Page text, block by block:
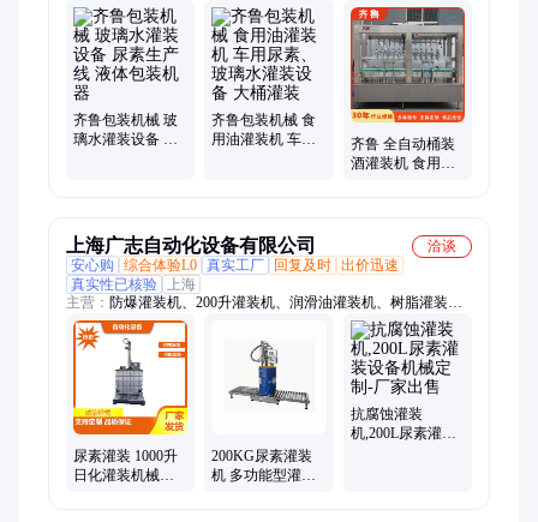
产线、灌装设备、葡萄酒灌装机、红酒灌装机、口服液灌装机、
矿泉水灌装机、啤酒灌装机、装箱机、旋盖机
齐鲁包装机械 玻
璃水灌装设备 尿
齐鲁包装机械 食
用油灌装机 车用
齐鲁 全自动桶装
酒灌装机 食用油
上海广志自动化设备有限公司
洽谈
安心购
综合体验L0 真实工厂 回复及时 出价迅速
真实性已核验
上海
主营： 防爆灌装机、200升灌装机、润滑油灌装机、树脂灌装
机、化工灌装机、油漆灌装机、溶剂灌装机、硫酸灌装机、视觉
灌装机、200L灌装机、25升灌装机、活塞灌装机、流量计灌装
机、自动灌装生产线、200kg四桶灌装机、IBC吨桶灌装线、吨桶
灌装机、全自动化工桶灌装机、油墨灌装机、涂料灌装机、防腐
蚀灌装机、酸碱灌装机、固化剂灌装机、乳胶漆桶灌装机、吨袋
包装机
尿素灌装 1000升
日化灌装机械设
200KG尿素灌装
机 多功能型灌装
抗腐蚀灌装
机,200L尿素灌装